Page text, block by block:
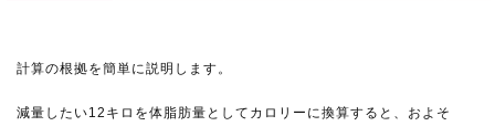
計算の根拠を簡単に説明します。
減量したい12キロを体脂肪量としてカロリーに換算すると、およそ